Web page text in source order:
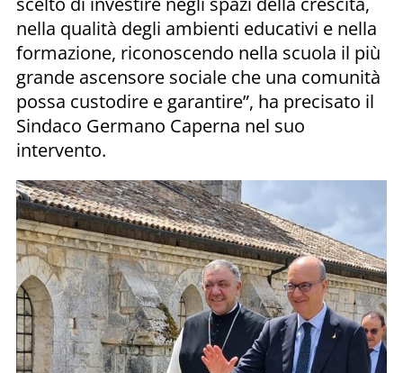
nella qualità degli ambienti educativi e nella
formazione, riconoscendo nella scuola il più
grande ascensore sociale che una comunità
possa custodire e garantire”, ha precisato il
Sindaco Germano Caperna nel suo
intervento.